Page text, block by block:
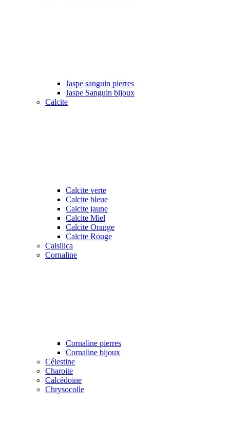
Jaspe sanguin pierres
Jaspe Sanguin bijoux
Calcite
Calcite verte
Calcite bleue
Calcite jaune
Calcite Miel
Calcite Orange
Calcite Rouge
Calsilica
Cornaline
Cornaline pierres
Cornaline bijoux
Célestine
Charoite
Calcédoine
Chrysocolle